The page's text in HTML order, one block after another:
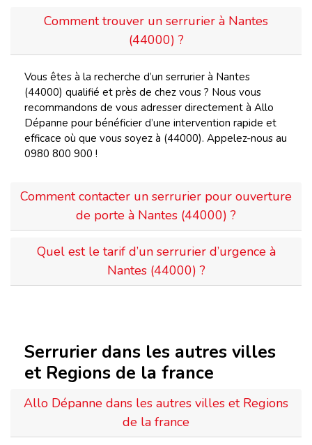
Comment trouver un serrurier à Nantes
(44000) ?
Vous êtes à la recherche d’un serrurier à Nantes
(44000) qualifié et près de chez vous ? Nous vous
recommandons de vous adresser directement à Allo
Dépanne pour bénéficier d’une intervention rapide et
efficace où que vous soyez à (44000). Appelez-nous au
0980 800 900 !
Comment contacter un serrurier pour ouverture
de porte à Nantes (44000) ?
Quel est le tarif d’un serrurier d’urgence à
Nantes (44000) ?
Serrurier dans les autres villes
et Regions de la france
Allo Dépanne dans les autres villes et Regions
de la france